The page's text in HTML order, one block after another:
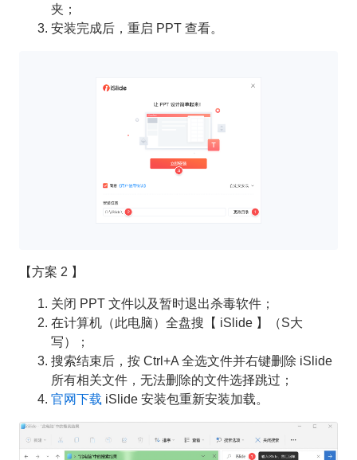
夹；
安装完成后，重启 PPT 查看。
【方案 2 】
关闭 PPT 文件以及暂时退出杀毒软件；
在计算机（此电脑）全盘搜【 iSlide 】（S大
写）；
搜索结束后，按 Ctrl+A 全选文件并右键删除 iSlide
所有相关文件，无法删除的文件选择跳过；
官网下载 iSlide 安装包重新安装加载。